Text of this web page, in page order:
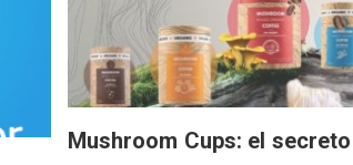
Mushroom Cups: el secreto